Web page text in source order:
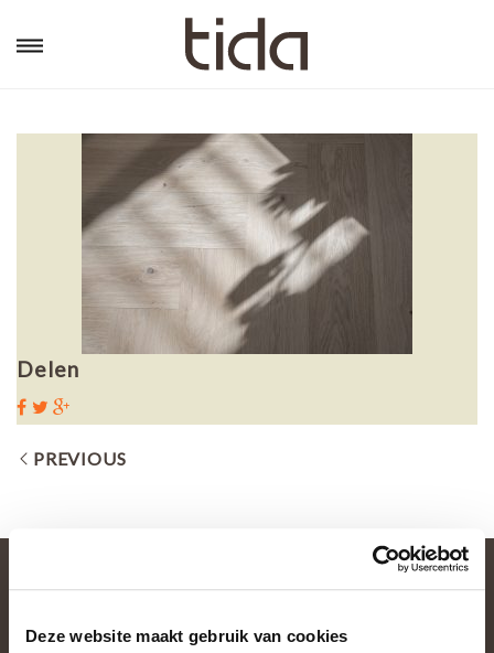
Deze website maakt gebruik van cookies
Delen
PREVIOUS